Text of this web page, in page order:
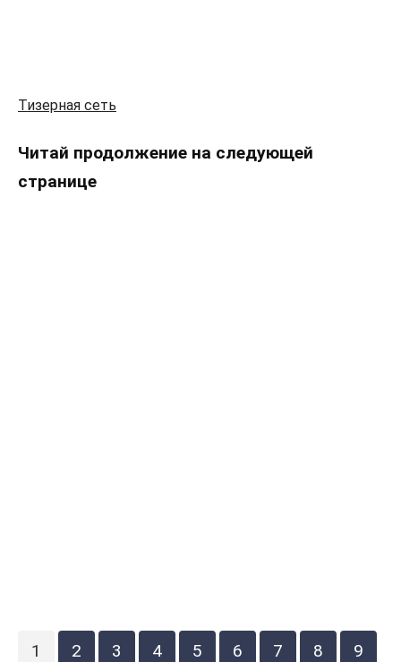
Тизерная сеть
Читай продолжение на следующей
странице
1 2 3 4 5 6 7 8
9